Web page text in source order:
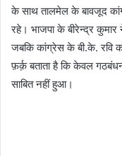
के साथ तालमेल के बावजूद
रहे। भाजपा के बीरेन्द्र
जबकि कांग्रेस के बी.के. रवि
फ़र्क़ बताता है कि केवल
साबित नहीं हुआ।